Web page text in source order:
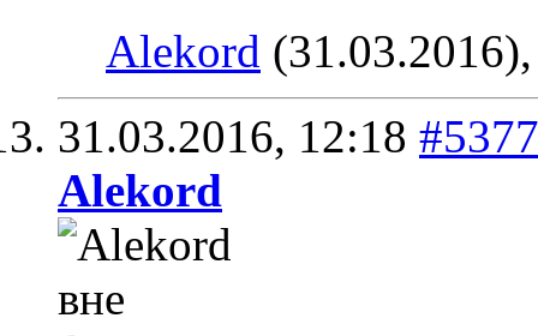
Alekord
31.03.2016, 12:18 #5377
Alekord